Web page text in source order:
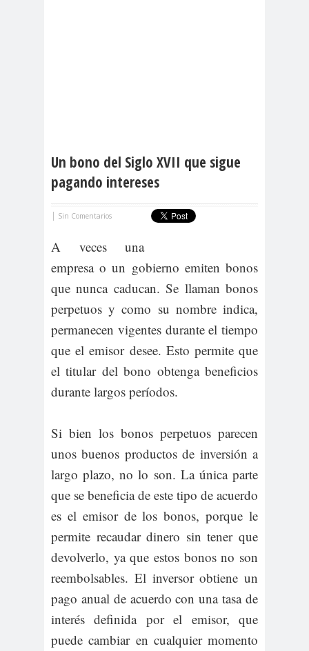
Un bono del Siglo XVII que sigue
pagando intereses
| Sin Comentarios
A veces una
empresa o un gobierno emiten bonos
que nunca caducan. Se llaman bonos
perpetuos y como su nombre indica,
permanecen vigentes durante el tiempo
que el emisor desee. Esto permite que
el titular del bono obtenga beneficios
durante largos períodos.
Si bien los bonos perpetuos parecen
unos buenos productos de inversión a
largo plazo, no lo son. La única parte
que se beneficia de este tipo de acuerdo
es el emisor de los bonos, porque le
permite recaudar dinero sin tener que
devolverlo, ya que estos bonos no son
reembolsables. El inversor obtiene un
pago anual de acuerdo con una tasa de
interés definida por el emisor, que
puede cambiar en cualquier momento